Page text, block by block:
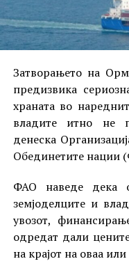
Затворањето на
предизвика
храната во
владите итно не
денеска
Обединетите нации
ФАО наведе дека
земјоделците и
увозот,
одредат дали
на крајот на оваа